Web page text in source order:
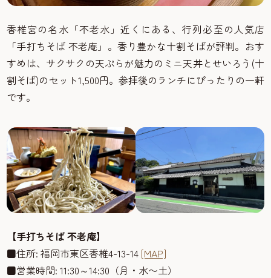
香椎宮の名水「不老水」近くにある、行列必至の人気店
「手打ちそば 不老庵」。香り豊かな十割そばが評判。おす
すめは、サクサクの天ぷらが魅力のミニ天丼とせいろう(十
割そば)のセット1,500円。参拝後のランチにぴったりの一軒
です。
【手打ちそば 不老庵】
■住所: 福岡市東区香椎4-13-14 [MAP]
■営業時間: 11:30～14:30（月・水〜土）